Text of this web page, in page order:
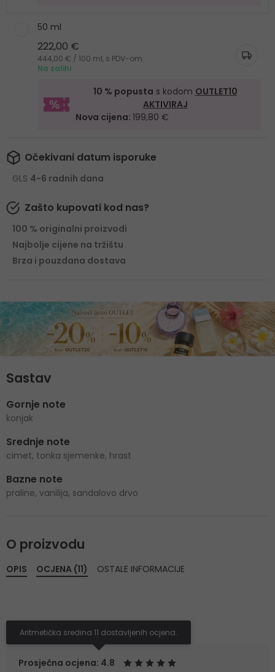
50 ml
222,00 €
444,00 € / 100 ml, s PDV-om
Na zalihi
10 % popusta s kodom OUTLET10
AKTIVIRAJ
Nova cijena: 199,80 €
Očekivani datum isporuke
GLS 4-6 radnih dana
Zašto kupovati kod nas?
100 % originalni proizvodi
Najbolje cijene na tržištu
Brza i pouzdana dostava
Sastav
Gornje note
konjak
Srednje note
cimet, tonka sjemenke, hrast
Bazne note
praline, vanilija, sandalovo drvo
O proizvodu
OPIS OCJENA (11)
Prosječna ocjena: 4.8
Aritmetička sredina 11 dostavljenih ocjena.
OSTALE INFORMACIJE